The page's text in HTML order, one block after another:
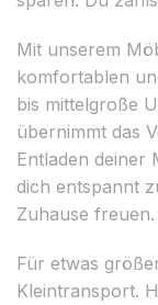
Mit unserem
komfortablen
bis mittelgroße
übernimmt das
Entladen deiner
dich entspannt
Zuhause freuen.
Für etwas
Kleintransport.